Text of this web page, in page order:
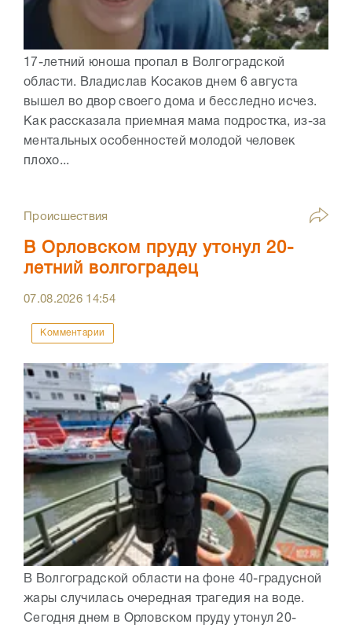
17-летний юноша пропал в Волгоградской
области. Владислав Косаков днем 6 августа
вышел во двор своего дома и бесследно исчез.
Как рассказала приемная мама подростка, из-за
ментальных особенностей молодой человек
плохо...
Происшествия
В Орловском пруду утонул 20-
летний волгоградец
07.08.2026 14:54
Комментарии
В Волгоградской области на фоне 40-градусной
жары случилась очередная трагедия на воде.
Сегодня днем в Орловском пруду утонул 20-